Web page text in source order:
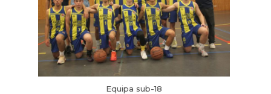
Equipa sub-18